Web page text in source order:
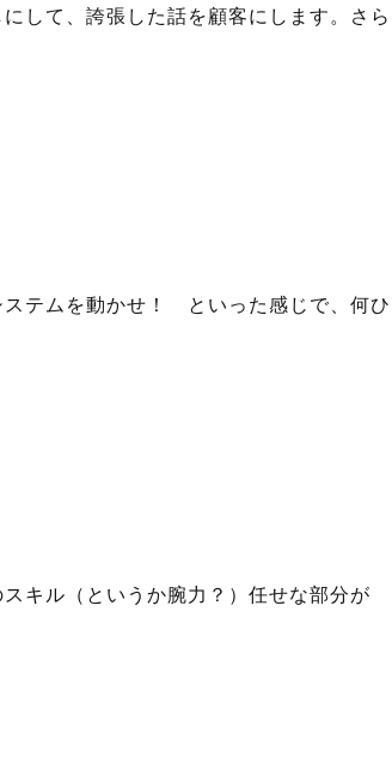
して、誇張した話を顧客にします。さら
テムを動かせ！ といった感じで、何ひ
キル（というか腕力？）任せな部分が